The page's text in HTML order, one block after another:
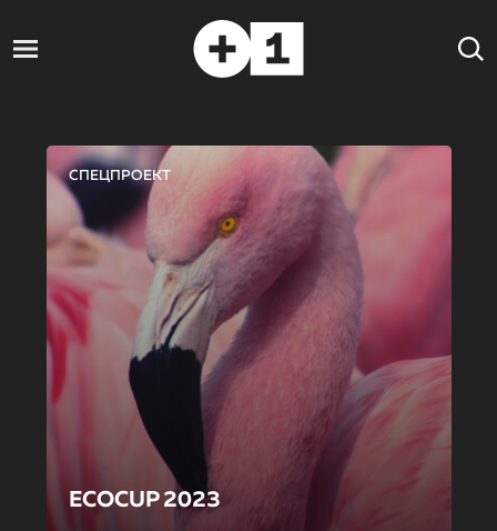
СПЕЦПРОЕКТ
ECOCUP 2023